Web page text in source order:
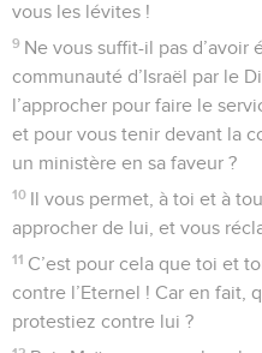
vous les lévites !
9 Ne vous suffit-il pas d’avoir
communauté d’Israël par le
l’approcher pour faire le
et pour vous tenir devant la
un ministère en sa faveur ?
10 Il vous permet, à toi et à
approcher de lui, et vous
11 C’est pour cela que toi et
contre l’Eternel ! Car en fait,
protestiez contre lui ?